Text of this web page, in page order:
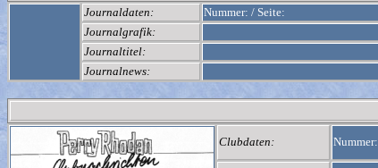
Journaldaten: Nummer: / Seite:
Journalgrafik:
Journaltitel:
Journalnews:
Clubdaten: Nummer: